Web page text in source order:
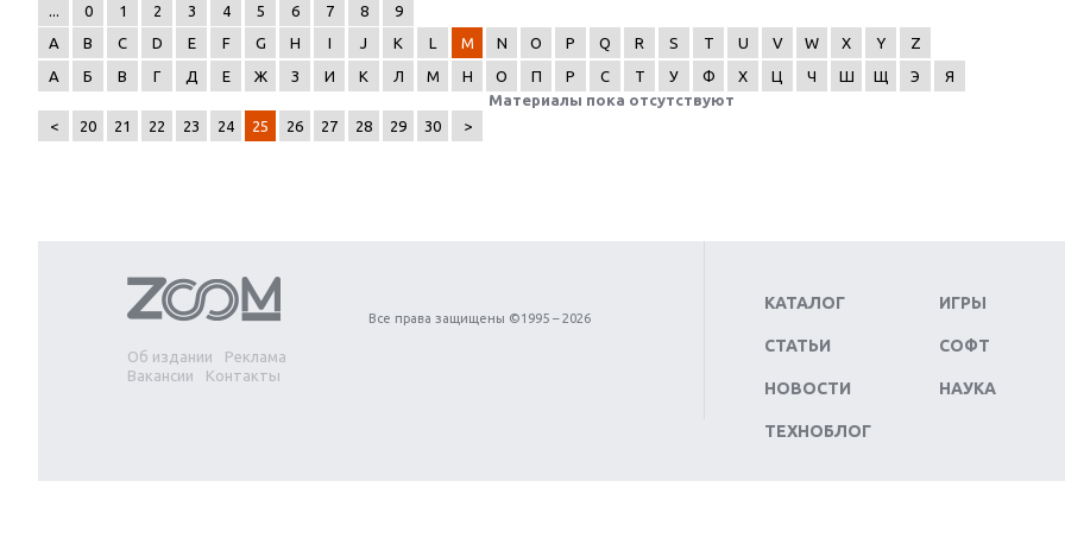
0 1 2 3 4 5 6 7 8
9
A
B C D E F G H I J K L M N O P Q R S T U V W X Y
Z
А
Б В Г Д Е Ж З И К Л М Н О П Р С Т У Ф Х Ц Ч Ш Щ Э
Я
Материалы пока отсутствуют
<
20 21 22 23 24 25 26 27 28 29 30 >
Next
Об издании
Реклама
Вакансии
Контакты
Все права защищены ©1995 – 2026
КАТАЛОГ
СТАТЬИ
НОВОСТИ
ТЕХНОБЛОГ
ИГРЫ
СОФТ
НАУКА